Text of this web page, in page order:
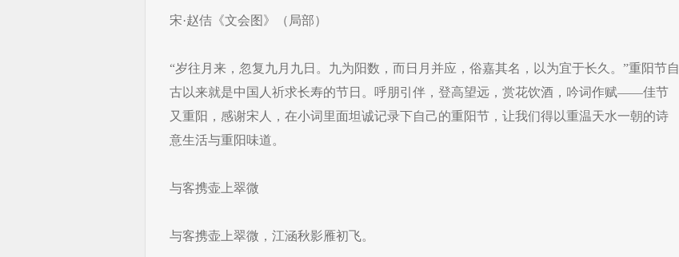
宋·赵佶《文会图》（局部）
“岁往月来，忽复九月九日。九为阳数，而日月并应，俗嘉其名，以为宜于长久。”重阳节自
古以来就是中国人祈求长寿的节日。呼朋引伴，登高望远，赏花饮酒，吟词作赋——佳节
又重阳，感谢宋人，在小词里面坦诚记录下自己的重阳节，让我们得以重温天水一朝的诗
意生活与重阳味道。
与客携壶上翠微
与客携壶上翠微，江涵秋影雁初飞。